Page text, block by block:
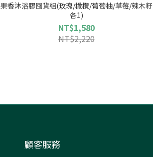
果香沐浴膠囤貨組(玫瑰/橄欖/葡萄柚/草莓/辣木籽
各1)
NT$1,580
NT$2,220
顧客服務